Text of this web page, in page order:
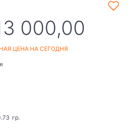
000,00
ЦЕНА НА СЕГОДНЯ
гр.